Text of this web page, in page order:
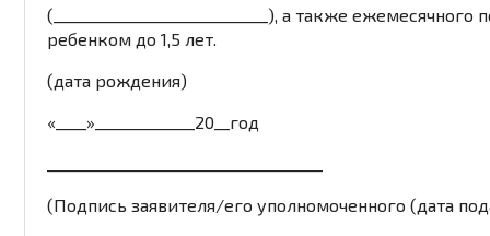
(____________________________), а также
ребенком до 1,5 лет.
(дата рождения)
«____»_____________20__год
(Подпись заявителя/его уполномоченного (дата